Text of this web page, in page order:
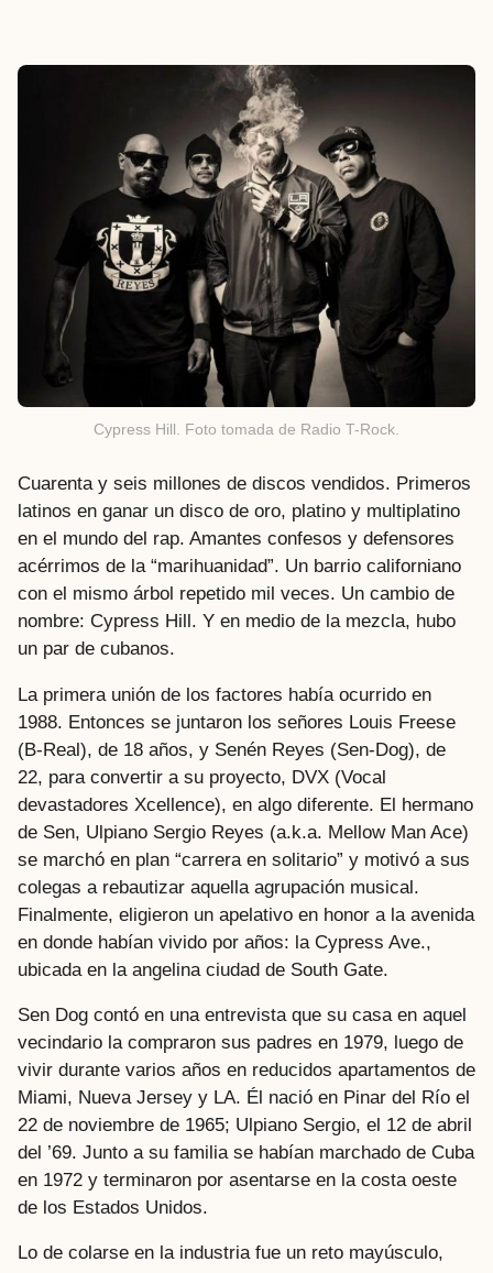
Cypress Hill. Foto tomada de Radio T-Rock.
Cuarenta y seis millones de discos vendidos. Primeros
latinos en ganar un disco de oro, platino y multiplatino
en el mundo del rap. Amantes confesos y defensores
acérrimos de la “marihuanidad”. Un barrio californiano
con el mismo árbol repetido mil veces. Un cambio de
nombre: Cypress Hill. Y en medio de la mezcla, hubo
un par de cubanos.
La primera unión de los factores había ocurrido en
1988. Entonces se juntaron los señores Louis Freese
(B-Real), de 18 años, y Senén Reyes (Sen-Dog), de
22, para convertir a su proyecto, DVX (Vocal
devastadores Xcellence), en algo diferente. El hermano
de Sen, Ulpiano Sergio Reyes (a.k.a. Mellow Man Ace)
se marchó en plan “carrera en solitario” y motivó a sus
colegas a rebautizar aquella agrupación musical.
Finalmente, eligieron un apelativo en honor a la avenida
en donde habían vivido por años: la Cypress Ave.,
ubicada en la angelina ciudad de South Gate.
Sen Dog contó en una entrevista que su casa en aquel
vecindario la compraron sus padres en 1979, luego de
vivir durante varios años en reducidos apartamentos de
Miami, Nueva Jersey y LA. Él nació en Pinar del Río el
22 de noviembre de 1965; Ulpiano Sergio, el 12 de abril
del ’69. Junto a su familia se habían marchado de Cuba
en 1972 y terminaron por asentarse en la costa oeste
de los Estados Unidos.
Lo de colarse en la industria fue un reto mayúsculo,